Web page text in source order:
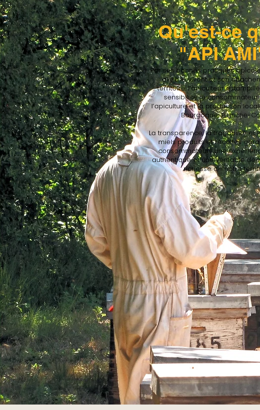
Qu'est-ce
"API
Par ses bonnes pratiques
avec le vivant et son
territoire, l’apiculteur estampillé
sensibilise le
l’apiculture et la production
Bourgogne-Franche-
La transparence, la traçabilité et
miels produits et récoltés
consommateurs une
authentique et une véritable
richesse de notre